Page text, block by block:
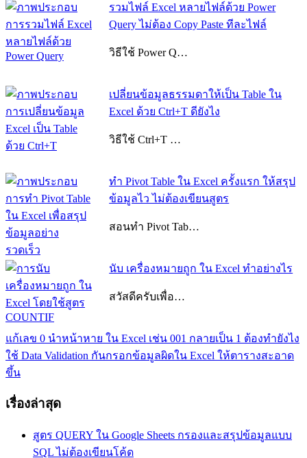
รวมไฟล์ Excel หลายไฟล์ด้วย Power
Query ไม่ต้อง Copy Paste ทีละไฟล์
วิธีใช้ Power Q…
เปลี่ยนข้อมูลธรรมดาให้เป็น Table ใน
Excel ด้วย Ctrl+T ดียังไง
วิธีใช้ Ctrl+T …
ทำ Pivot Table ใน Excel ครั้งแรก ให้สรุป
ข้อมูลไว ไม่ต้องเขียนสูตร
สอนทำ Pivot Tab…
นับ เครื่องหมายถูก ใน Excel ทำอย่างไร
สวัสดีครับเพื่อ…
Excel
Formatting
SpecialPaste
Valuesวาง
ค่า
Excelสูตร
ติด
มา
Excel
Excel
แนะแนว
เรื่อง
Previous
Post:
แก้เลข 0 นำหน้าหาย ใน Excel เช่น 001 กลายเป็น 1 ต้องทำยังไง
Next
Post:
ใช้ Data Validation กันกรอกข้อมูลผิดใน Excel ให้ตารางสะอาด
ขึ้น
เรื่องล่าสุด
สูตร QUERY ใน Google Sheets กรองและสรุปข้อมูลแบบ
SQL ไม่ต้องเขียนโค้ด